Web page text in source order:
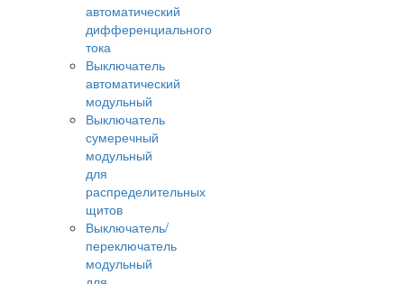
автоматический
дифференциального
тока
Выключатель
автоматический
модульный
Выключатель
сумеречный
модульный
для
распределительных
щитов
Выключатель/
переключатель
модульный